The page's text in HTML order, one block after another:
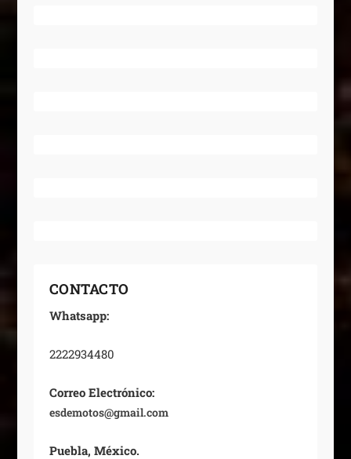
CONTACTO
Whatsapp:
2222934480
Correo Electrónico:
esdemotos@gmail.com
Puebla, México.